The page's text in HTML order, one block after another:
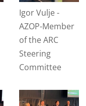
Igor Vulje -
AZOP-Member
of the ARC
Steering
Committee